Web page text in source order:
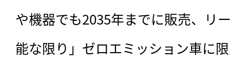
や機器でも2035年までに販売、リ
能な限り」ゼロエミッション車に